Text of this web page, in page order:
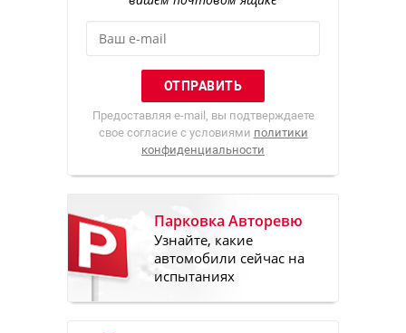
Предоставляя e-mail, вы подтверждаете
свое согласие с условиями политики
конфиденциальности
Парковка Авторевю
Узнайте, какие
автомобили сейчас на
испытаниях